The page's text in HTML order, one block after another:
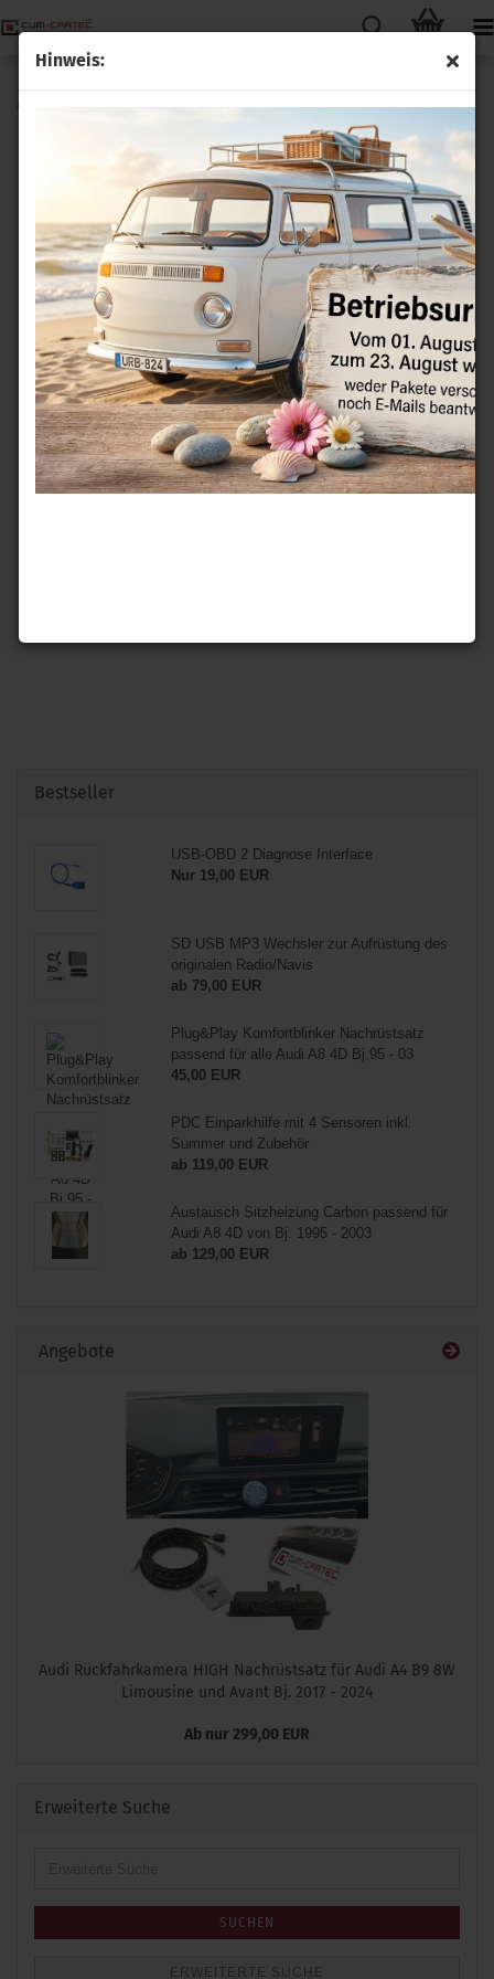
Hinweis:
Audi A8
A8 4D Bj.95 - 03 A8 4E Bj. 2002 - 2010
Bestseller
USB-OBD 2 Diagnose Interface
Nur 19,00 EUR
SD USB MP3 Wechsler zur Aufrüstung des
originalen Radio/Navis
ab 79,00 EUR
Plug&Play Komfortblinker Nachrüstsatz
passend für alle Audi A8 4D Bj.95 - 03
45,00 EUR
PDC Einparkhilfe mit 4 Sensoren inkl.
Summer und Zubehör
ab 119,00 EUR
Austausch Sitzheizung Carbon passend für
Audi A8 4D von Bj. 1995 - 2003
ab 129,00 EUR
Angebote
Audi Rückfahrkamera HIGH Nachrüstsatz für Audi A4 B9 8W
Limousine und Avant Bj. 2017 - 2024
Ab nur 299,00 EUR
Erweiterte Suche
SUCHEN
ERWEITERTE SUCHE